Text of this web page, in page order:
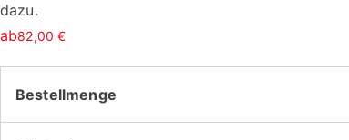
dazu.
ab82,00€
Bestellmenge